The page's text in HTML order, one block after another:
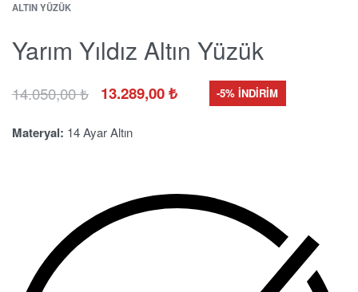
ALTIN YÜZÜK
Yarım Yıldız Altın Yüzük
14.050,00₺ 13.289,00₺ -5% İNDİRİM
Materyal: 14 Ayar Altın